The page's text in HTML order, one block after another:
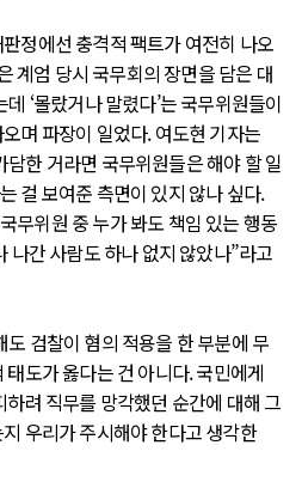
정에선 충격적 팩트가 여전히 나오
계엄 당시 국무회의 장면을 담은 대
‘몰랐거나 말렸다’는 국무위원들이
며 파장이 일었다. 여도현 기자는
한 거라면 국무위원들은 해야 할 일
걸 보여준 측면이 있지 않나 싶다.
무위원 중 누가 봐도 책임 있는 행동
나간 사람도 하나 없지 않았나”라고
검찰이 혐의 적용을 한 부분에 무
도가 옳다는 건 아니다. 국민에게
려 직무를 망각했던 순간에 대해 그
우리가 주시해야 한다고 생각한